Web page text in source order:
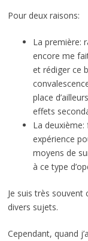
Pour deux raisons:
La première:
encore me
et rédiger ce
place
effets
La deuxième:
expérience
moyens de
à ce type
Je suis très
divers sujets.
Cependant, quand